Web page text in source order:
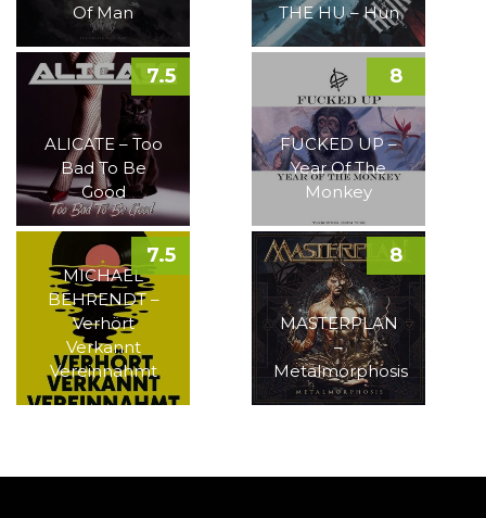
Of Man
THE HU – Hun
ALICATE – Too
Bad To Be
Good
7.5
FUCKED UP –
Year Of The
Monkey
8
MICHAEL
BEHRENDT –
Verhört
Verkannt
Vereinnahmt
7.5
MASTERPLAN
–
Metalmorphosis
8